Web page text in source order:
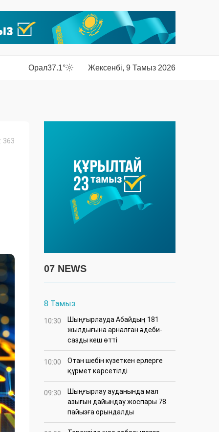
Орал37.1° Жексенбі, 9 Тамыз 2026
363
07 NEWS
8 Тамыз
10:30
Шыңғырлауда Абайдың 181
жылдығына арналған әдеби-
сазды кеш өтті
10:00
Отан шебін күзеткен ерлерге
құрмет көрсетілді
09:30
​Шыңғырлау ауданында мал
азығын дайындау жоспары 78
пайызға орындалды